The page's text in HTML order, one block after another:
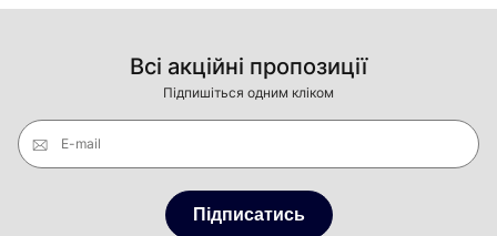
Всі акційні пропозиції
Підпишіться одним кліком
E-mail
Підписатись